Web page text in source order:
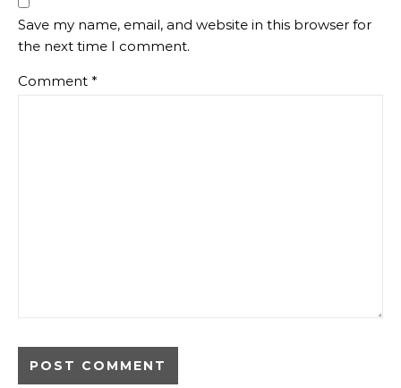
Save my name, email, and website in this browser for
the next time I comment.
Comment *